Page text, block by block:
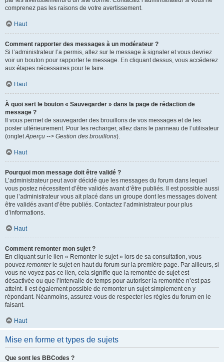
comprenez pas les raisons de votre avertissement.
Haut
Comment rapporter des messages à un modérateur ?
Si l’administrateur l’a permis, allez sur le message à signaler et vous devriez
voir un bouton pour rapporter le message. En cliquant dessus, vous accéderez
aux étapes nécessaires pour le faire.
Haut
À quoi sert le bouton « Sauvegarder » dans la page de rédaction de
message ?
Il vous permet de sauvegarder des brouillons de vos messages et de les
poster ultérieurement. Pour les recharger, allez dans le panneau de l’utilisateur
(ongletAperçu --> Gestion des brouillons).
Haut
Pourquoi mon message doit être validé ?
L’administrateur peut avoir décidé que les messages du forum dans lequel
vous postez nécessitent d’être validés avant d’être publiés. Il est possible aussi
que l’administrateur vous ait placé dans un groupe dont les messages doivent
être validés avant d’être publiés. Contactez l’administrateur pour plus
d’informations.
Haut
Comment remonter mon sujet ?
En cliquant sur le lien « Remonter le sujet » lors de sa consultation, vous
pouvez remonterle sujet en haut du forum sur la première page. Par ailleurs, si
vous ne voyez pas ce lien, cela signifie que la remontée de sujet est
désactivée ou que l’intervalle de temps pour autoriser la remontée n’est pas
atteint. Il est également possible de remonter un sujet simplement en y
répondant. Néanmoins, assurez-vous de respecter les règles du forum en le
faisant.
Haut
Mise en forme et types de sujets
Que sont les BBCodes ?